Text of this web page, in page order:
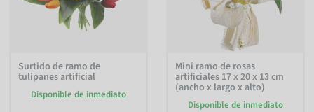
Surtido de ramo de
tulipanes artificial
Disponible de inmediato
Mini ramo de rosas
artificiales 17 x 20 x 13 cm
(ancho x largo x alto)
Disponible de inmediato